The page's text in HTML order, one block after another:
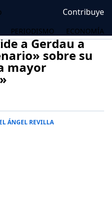
Contribuye
PERIODISMO ECONOMÍA
a Gerdau a
sobre su
mayor
ÁNGEL REVILLA